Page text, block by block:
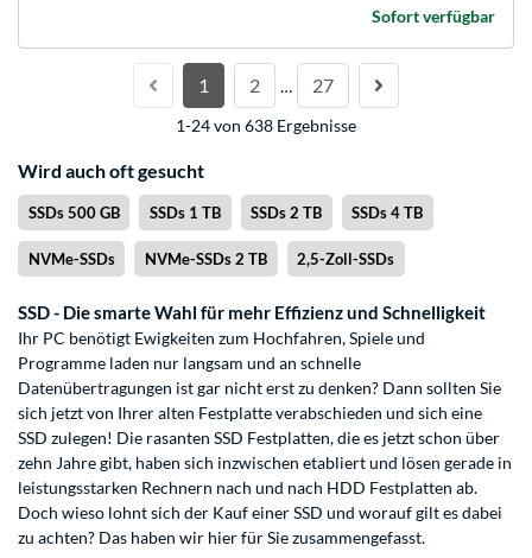
Sofort verfügbar
1 2 … 27
1-24 von 638 Ergebnisse
Wird auch oft gesucht
SSDs 500 GB SSDs 1 TB SSDs 2 TB SSDs 4 TB
NVMe-SSDs NVMe-SSDs 2 TB 2,5-Zoll-SSDs
SSD - Die smarte Wahl für mehr Effizienz und Schnelligkeit
Ihr PC benötigt Ewigkeiten zum Hochfahren, Spiele und
Programme laden nur langsam und an schnelle
Datenübertragungen ist gar nicht erst zu denken? Dann sollten Sie
sich jetzt von Ihrer alten Festplatte verabschieden und sich eine
SSD zulegen! Die rasanten SSD Festplatten, die es jetzt schon über
zehn Jahre gibt, haben sich inzwischen etabliert und lösen gerade in
leistungsstarken Rechnern nach und nach HDD Festplatten ab.
Doch wieso lohnt sich der Kauf einer SSD und worauf gilt es dabei
zu achten? Das haben wir hier für Sie zusammengefasst.